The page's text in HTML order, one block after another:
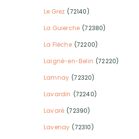
Le Grez (72140)
La Guierche (72380)
La Flèche (72200)
Laigné-en-Belin (72220)
Lamnay (72320)
Lavardin (72240)
Lavaré (72390)
Lavenay (72310)